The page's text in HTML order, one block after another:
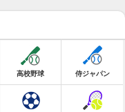
高校野球 侍ジャパン